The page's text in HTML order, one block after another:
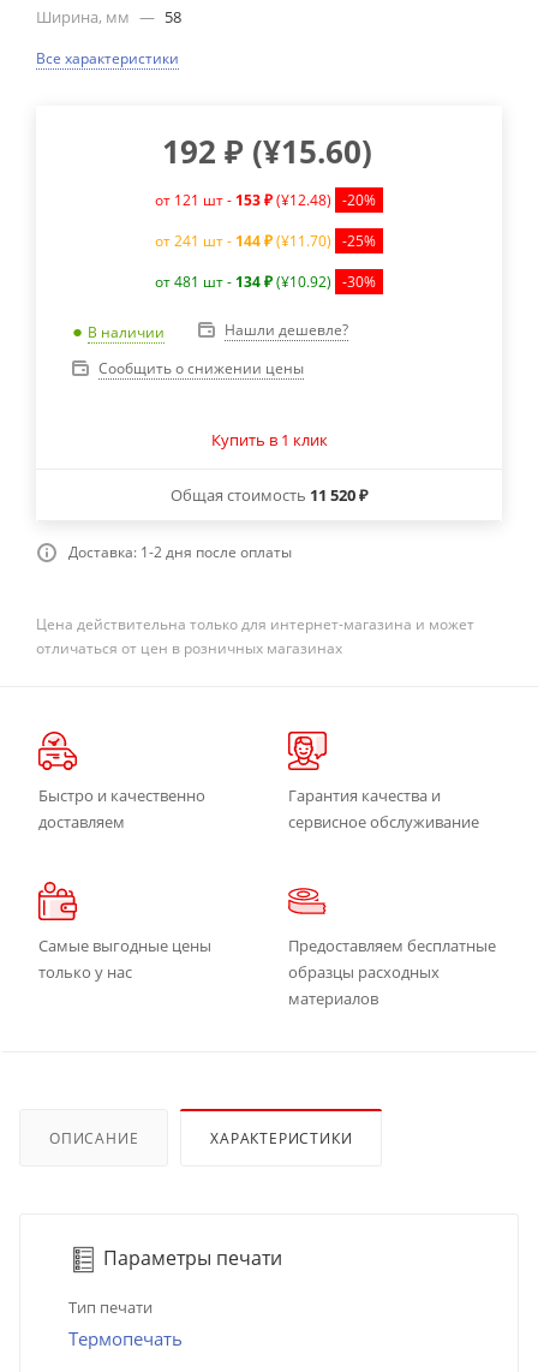
Ширина, мм — 58
Все характеристики
192 ₽ (¥15.60)
от 121 шт - 153 ₽(¥12.48) -20%
от 241 шт - 144 ₽(¥11.70) -25%
от 481 шт - 134 ₽(¥10.92) -30%
В наличии
Нашли дешевле?
Сообщить о снижении цены
Купить в 1 клик
Общая стоимость 11 520 ₽
Доставка: 1-2 дня после оплаты
Цена действительна только для интернет-магазина и может
отличаться от цен в розничных магазинах
Быстро и качественно
доставляем
Гарантия качества и
сервисное обслуживание
Самые выгодные цены
только у нас
Предоставляем бесплатные
образцы расходных
материалов
ОПИСАНИЕ ХАРАКТЕРИСТИКИ
Параметры печати
Тип печати
Термопечать